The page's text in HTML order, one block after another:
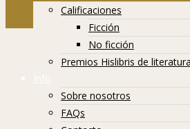
Calificaciones
Ficción
No ficción
Premios Hislibris de
Info
Sobre nosotros
FAQs